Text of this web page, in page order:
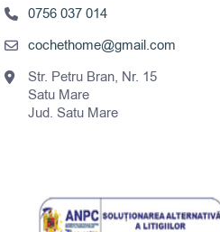
0756 037 014
cochethome@gmail.com
Str. Petru Bran, Nr. 15
Satu Mare
Jud. Satu Mare